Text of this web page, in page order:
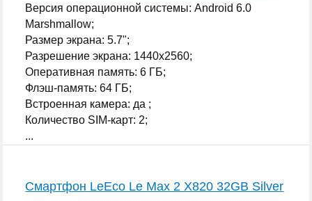
Версия операционной системы: Android 6.0
Marshmallow;
Размер экрана: 5.7";
Разрешение экрана: 1440x2560;
Оперативная память: 6 ГБ;
Флэш-память: 64 ГБ;
Встроенная камера: да ;
Количество SIM-карт: 2;
...
Смартфон LeEco Le Max 2 X820 32GB Silver